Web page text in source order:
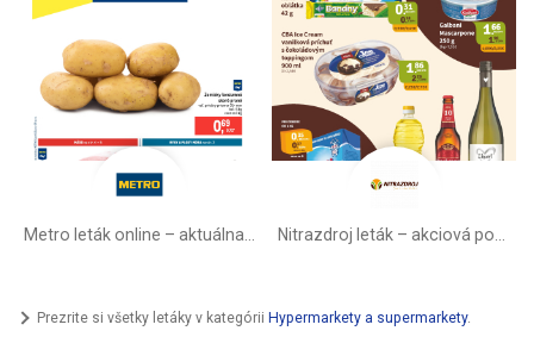
Metro leták online –⁠ aktuálna ponuka Nitrazdroj leták –⁠ akciová ponuka
Prezrite si všetky letáky v kategórii Hypermarkety a supermarkety.